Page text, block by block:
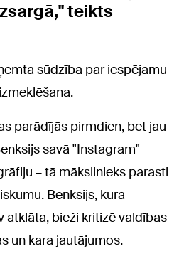
teikts
sūdzība par iespējamu
parādījās pirmdien, bet jau
savā "Instagram"
– tā mākslinieks parasti
Benksijs, kura
atklāta, bieži kritizē valdības
un kara jautājumos.